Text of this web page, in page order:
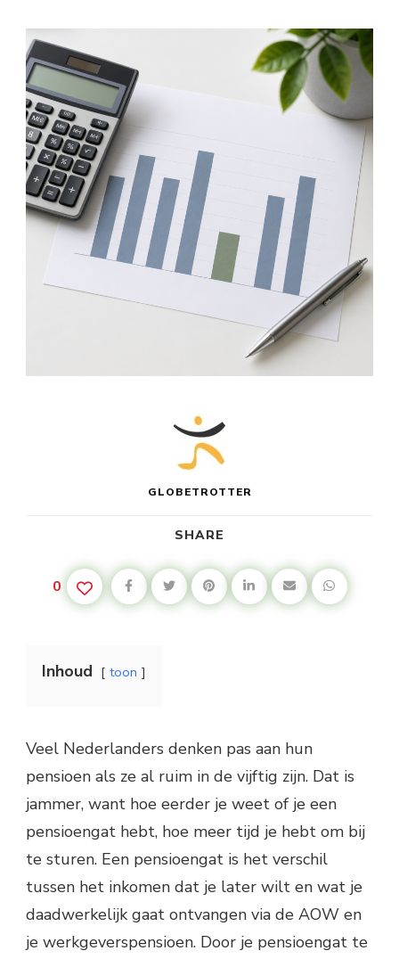
GLOBETROTTER
SHARE
0
Inhoud toon
Veel Nederlanders denken pas aan hun
pensioen als ze al ruim in de vijftig zijn. Dat is
jammer, want hoe eerder je weet of je een
pensioengat hebt, hoe meer tijd je hebt om bij
te sturen. Een pensioengat is het verschil
tussen het inkomen dat je later wilt en wat je
daadwerkelijk gaat ontvangen via de AOW en
je werkgeverspensioen. Door je pensioengat te